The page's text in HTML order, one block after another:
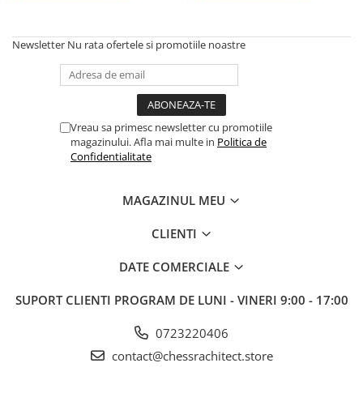
DGT
Instruire Generala
Lemn De Boxwood
Lemn De Carpen (hornbeam)
Piese De Sah Tematice Din Plastic
Piese sah electronice
Newsletter Nu rata ofertele si promotiile noastre
Vreau sa primesc newsletter cu promotiile
magazinului. Afla mai multe in Politica de
Confidentialitate
MAGAZINUL MEU
CLIENTI
DATE COMERCIALE
SUPORT CLIENTI PROGRAM DE LUNI - VINERI 9:00 - 17:00
0723220406
contact@chessrachitect.store